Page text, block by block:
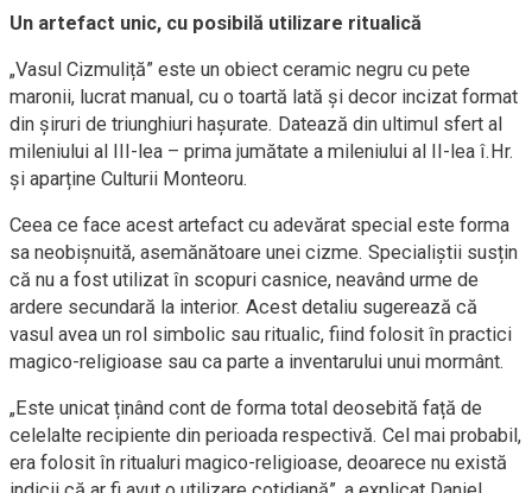
Un artefact unic, cu posibilă utilizare ritualică
„Vasul Cizmuliță” este un obiect ceramic negru cu pete
maronii, lucrat manual, cu o toartă lată și decor incizat format
din șiruri de triunghiuri hașurate. Datează din ultimul sfert al
mileniului al III-lea – prima jumătate a mileniului al II-lea î.Hr.
și aparține Culturii Monteoru.
Ceea ce face acest artefact cu adevărat special este forma
sa neobișnuită, asemănătoare unei cizme. Specialiștii susțin
că nu a fost utilizat în scopuri casnice, neavând urme de
ardere secundară la interior. Acest detaliu sugerează că
vasul avea un rol simbolic sau ritualic, fiind folosit în practici
magico-religioase sau ca parte a inventarului unui mormânt.
„Este unicat ținând cont de forma total deosebită față de
celelalte recipiente din perioada respectivă. Cel mai probabil,
era folosit în ritualuri magico-religioase, deoarece nu există